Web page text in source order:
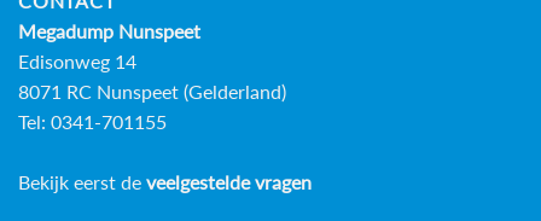
Megadump Nunspeet
Edisonweg 14
8071 RC Nunspeet (Gelderland)
Tel: 0341-701155
Bekijk eerst de veelgestelde vragen